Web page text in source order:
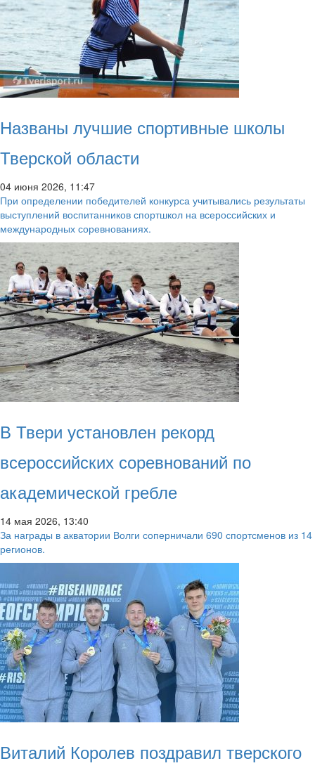
Названы лучшие спортивные школы
Тверской области
04 июня 2026, 11:47
При определении победителей конкурса учитывались результаты
выступлений воспитанников спортшкол на всероссийских и
международных соревнованиях.
В Твери установлен рекорд
всероссийских соревнований по
академической гребле
14 мая 2026, 13:40
За награды в акватории Волги соперничали 690 спортсменов из 14
регионов.
Виталий Королев поздравил тверского